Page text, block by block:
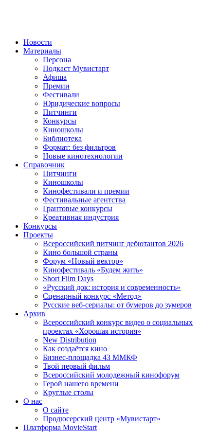
Новости
Материалы
Персона
Подкаст Мувистарт
Афиша
Премии
Фестивали
Юридические вопросы
Питчинги
Конкурсы
Киношколы
Библиотека
Формат: без фильтров
Новые кинотехнологии
Справочник
Питчинги
Киношколы
Кинофестивали и премии
Фестивальные агентства
Грантовые конкурсы
Креативная индустрия
Конкурсы
Проекты
Всероссийский питчинг дебютантов 2026
Кино большой страны
Форум «Новый вектор»
Кинофестиваль «Будем жить»
Short Film Days
«Русский док: история и современность»
Сценарный конкурс «Метод»
Русские веб-сериалы: от бумеров до зумеров
Архив
Всероссийский конкурс видео о социальных
проектах «Хорошая история»
New Distribution
Как создаётся кино
Бизнес-площадка 43 ММКФ
Твой первый фильм
Всероссийский молодежный кинофорум
Герой нашего времени
Круглые столы
О нас
О сайте
Продюсерский центр «Мувистарт»
Платформа MovieStart